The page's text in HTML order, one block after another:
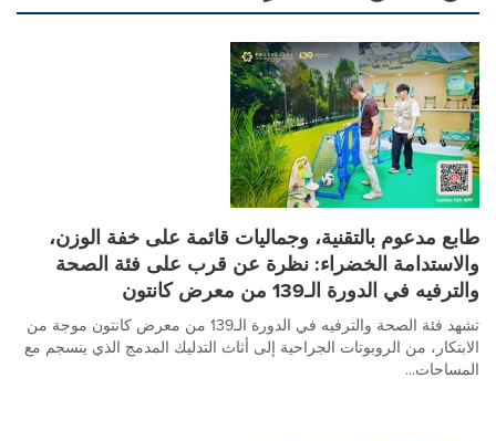
طابع مدعوم بالتقنية، وجماليات قائمة على خفة الوزن،
والاستدامة الخضراء: نظرة عن قرب على فئة الصحة
والترفيه في الدورة الـ139 من معرض كانتون
تشهد فئة الصحة والترفيه في الدورة الـ139 من معرض كانتون موجة من
الابتكار، من الروبوتات الجراحية إلى أثاث التدليك المدمج الذي ينسجم مع
المساحات...